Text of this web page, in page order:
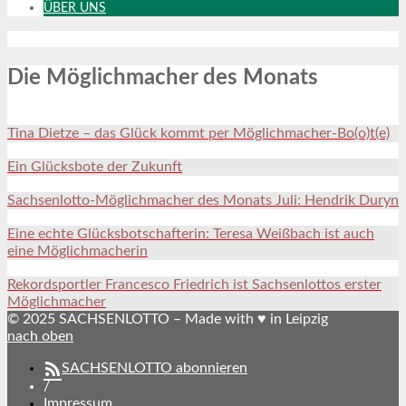
ÜBER UNS
Die Möglichmacher des Monats
Tina Dietze – das Glück kommt per Möglichmacher-Bo(o)t(e)
Ein Glücksbote der Zukunft
Sachsenlotto-Möglichmacher des Monats Juli: Hendrik Duryn
Eine echte Glücksbotschafterin: Teresa Weißbach ist auch
eine Möglichmacherin
Rekordsportler Francesco Friedrich ist Sachsenlottos erster
Möglichmacher
© 2025 SACHSENLOTTO – Made with ♥ in Leipzig
nach oben
SACHSENLOTTO abonnieren
/